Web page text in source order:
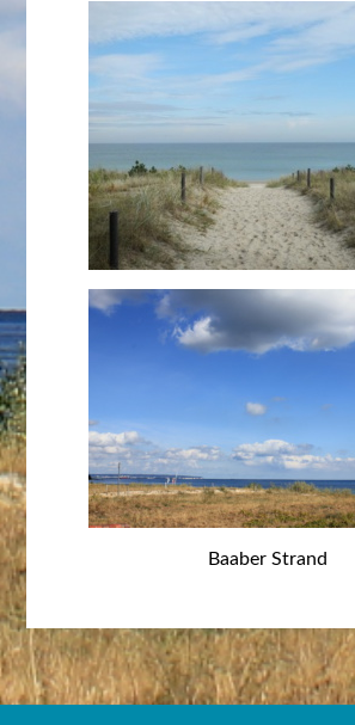
Baaber Strand